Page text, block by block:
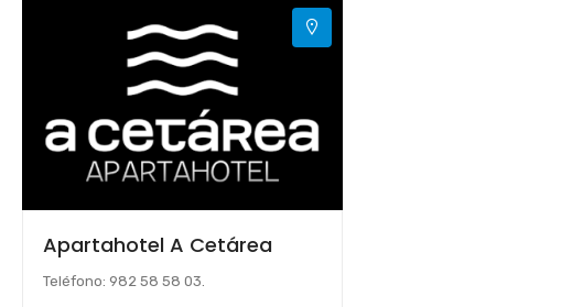
Apartahotel A Cetárea
Teléfono: 982 58 58 03.